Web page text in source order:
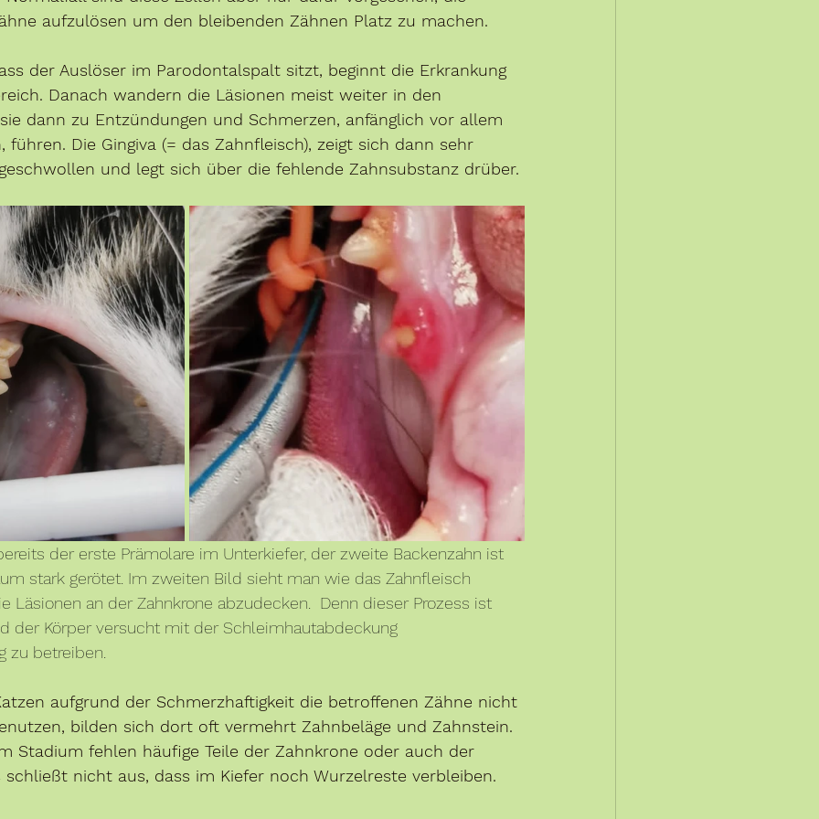
aufzulösen um den bleibenden Zähnen Platz zu machen.
der Auslöser im Parodontalspalt sitzt, beginnt die Erkrankung
Danach wandern die Läsionen meist weiter in den
dann zu Entzündungen und Schmerzen, anfänglich vor allem
führen. Die Gingiva (= das Zahnfleisch), zeigt sich dann sehr
und legt sich über die fehlende Zahnsubstanz drüber.
der erste Prämolare im Unterkiefer, der zweite Backenzahn ist
stark gerötet. Im zweiten Bild sieht man wie das Zahnfleisch
Läsionen an der Zahnkrone abzudecken.  Denn dieser Prozess ist
der Körper versucht mit der Schleimhautabdeckung
zu betreiben.
aufgrund der Schmerzhaftigkeit die betroffenen Zähne nicht
bilden sich dort oft vermehrt Zahnbeläge und Zahnstein.
Stadium fehlen häufige Teile der Zahnkrone oder auch der
schließt nicht aus, dass im Kiefer noch Wurzelreste verbleiben.